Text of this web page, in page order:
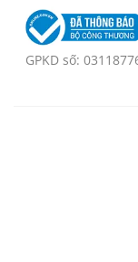
GPKD số: